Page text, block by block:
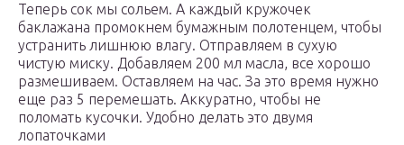
Теперь сок мы сольем. А каждый кружочек
баклажана промокнем бумажным полотенцем, чтобы
устранить лишнюю влагу. Отправляем в сухую
чистую миску. Добавляем 200 мл масла, все хорошо
размешиваем. Оставляем на час. За это время нужно
еще раз 5 перемешать. Аккуратно, чтобы не
поломать кусочки. Удобно делать это двумя
лопаточками